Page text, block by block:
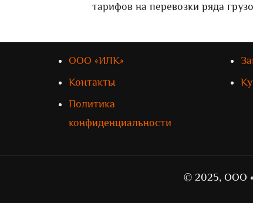
тарифов на перевозки ряда
ООО «ИЛК»
Контакты
Политика
конфиденциальности
© 2025, ООО